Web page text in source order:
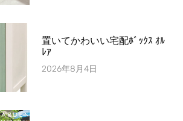
置いてかわいい宅配ﾎﾞｯｸｽ ｵﾙ
ﾚｱ
2026年8月4日